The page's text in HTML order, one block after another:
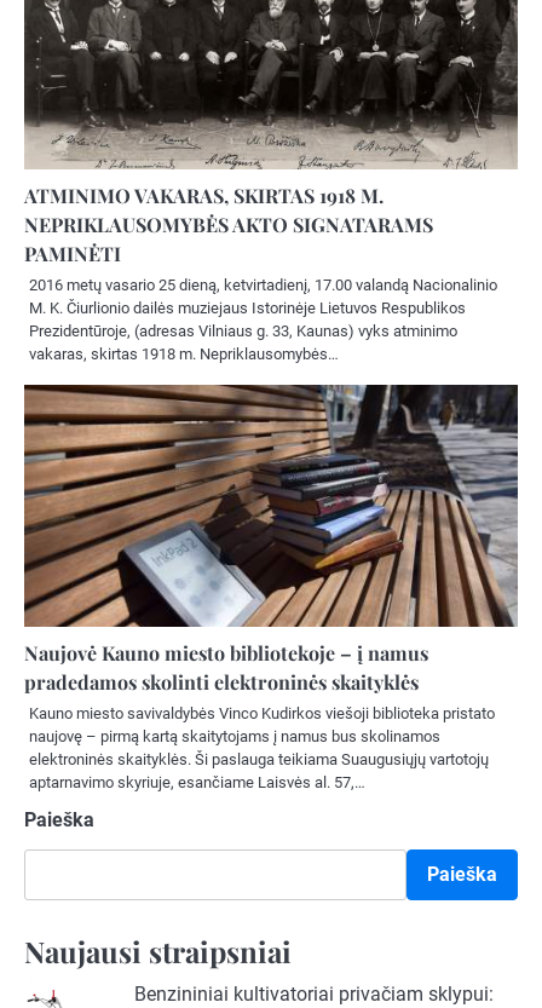
ATMINIMO VAKARAS, SKIRTAS 1918 M.
NEPRIKLAUSOMYBĖS AKTO SIGNATARAMS
PAMINĖTI
2016 metų vasario 25 dieną, ketvirtadienį, 17.00 valandą Nacionalinio
M. K. Čiurlionio dailės muziejaus Istorinėje Lietuvos Respublikos
Prezidentūroje, (adresas Vilniaus g. 33, Kaunas) vyks atminimo
vakaras, skirtas 1918 m. Nepriklausomybės…
Naujovė Kauno miesto bibliotekoje – į namus
pradedamos skolinti elektroninės skaityklės
Kauno miesto savivaldybės Vinco Kudirkos viešoji biblioteka pristato
naujovę – pirmą kartą skaitytojams į namus bus skolinamos
elektroninės skaityklės. Ši paslauga teikiama Suaugusiųjų vartotojų
aptarnavimo skyriuje, esančiame Laisvės al. 57,…
Paieška
Paieška
Naujausi straipsniai
Benzininiai kultivatoriai privačiam sklypui: